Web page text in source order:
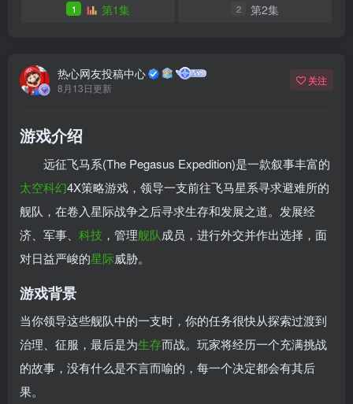
1 第1集 2 第2集
热心网友投稿中心
8月13日更新
关注
游戏介绍
远征飞马系(The Pegasus Expedition)是一款叙事丰富的
太空科幻4X策略游戏，领导一支前往飞马星系寻求避难所的
舰队，在卷入星际战争之后寻求生存和发展之道。发展经
济、军事、 科技 ，管理舰队成员，进行外交并作出选择，面
对日益严峻的星际威胁。
游戏背景
当你领导这些舰队中的一支时，你的任务很快从探索过渡到
治理、征服，最后是为生存而战。玩家将经历一个充满挑战
的故事，没有什么是不言而喻的，每一个决定都会有其后
果。